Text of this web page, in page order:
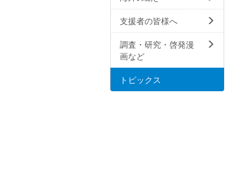
支援者の皆様へ
調査・研究・啓発漫
画など
トピックス